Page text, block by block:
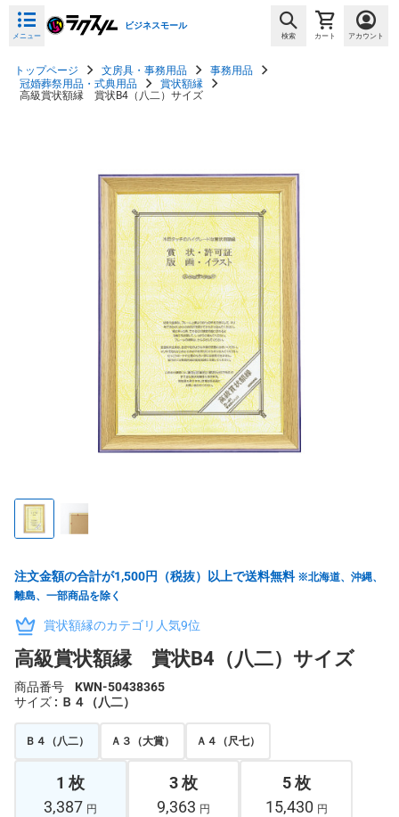
メニュー
ビジネスモール
検索 カート アカウント
トップページ 文房具・事務用品
事務用品
冠婚葬祭用品・式典用品
賞状額縁
高級賞状額縁 賞状B4（八二）サイズ
注文金額の合計が1,500円（税抜）以上で送料無料 ※北海道、沖縄、
離島、一部商品を除く
賞状額縁のカテゴリ人気9位
高級賞状額縁 賞状B4（八二）サイズ
商品番号
KWN-50438365
サイズ : Ｂ４（八二）
Ｂ４（八二） Ａ３（大賞） Ａ４（尺七）
1 枚
3,387 円
3 枚
9,363 円
5 枚
15,430 円